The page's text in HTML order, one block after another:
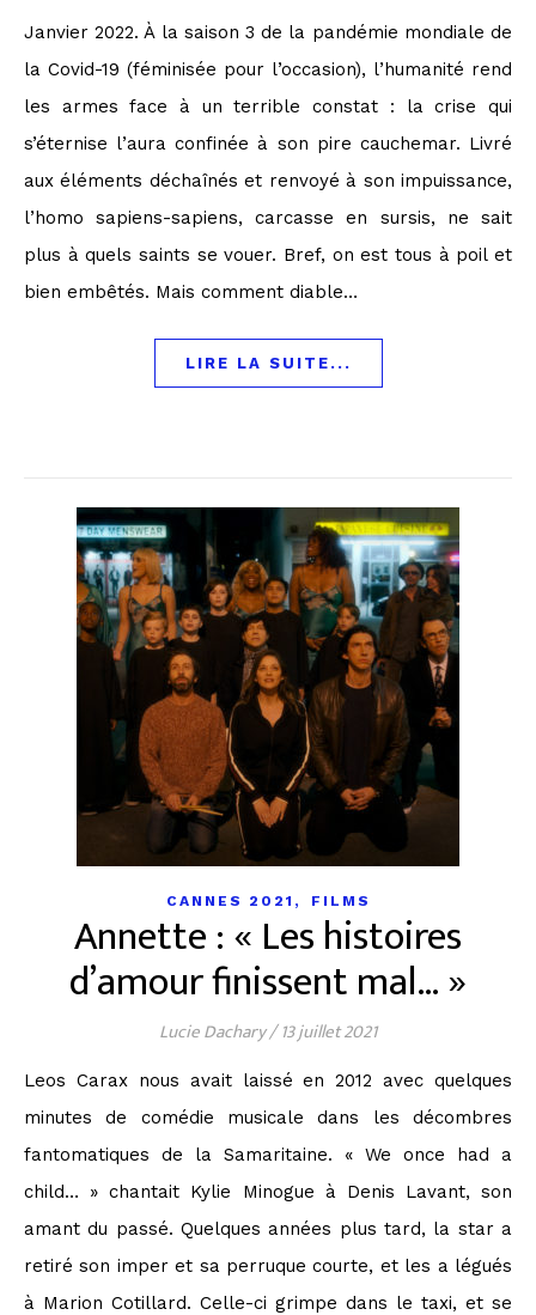
Janvier 2022. À la saison 3 de la pandémie mondiale de
la Covid-19 (féminisée pour l’occasion), l’humanité rend
les armes face à un terrible constat : la crise qui
s’éternise l’aura confinée à son pire cauchemar. Livré
aux éléments déchaînés et renvoyé à son impuissance,
l’homo sapiens-sapiens, carcasse en sursis, ne sait
plus à quels saints se vouer. Bref, on est tous à poil et
bien embêtés. Mais comment diable…
LIRE LA SUITE...
CANNES 2021 , FILMS
Annette : « Les histoires
d’amour finissent mal… »
Lucie Dachary/ 13 juillet 2021
Leos Carax nous avait laissé en 2012 avec quelques
minutes de comédie musicale dans les décombres
fantomatiques de la Samaritaine. « We once had a
child… » chantait Kylie Minogue à Denis Lavant, son
amant du passé. Quelques années plus tard, la star a
retiré son imper et sa perruque courte, et les a légués
à Marion Cotillard. Celle-ci grimpe dans le taxi, et se